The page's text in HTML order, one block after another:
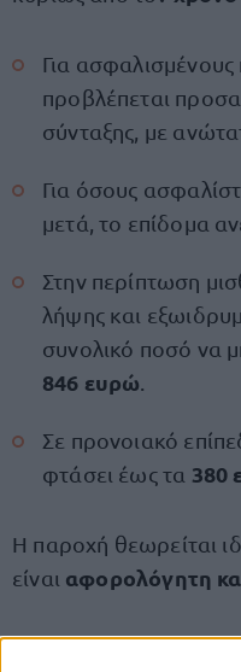
Για
προβλέπεται
σύνταξης, με
Για όσους
μετά, το επίδομα
Στην περίπτωση
λήψης και
συνολικό ποσό να
846 ευρώ
Σε προνοιακό
φτάσει έως τα 380
Η παροχή θεωρείται
είναι αφορολόγητη